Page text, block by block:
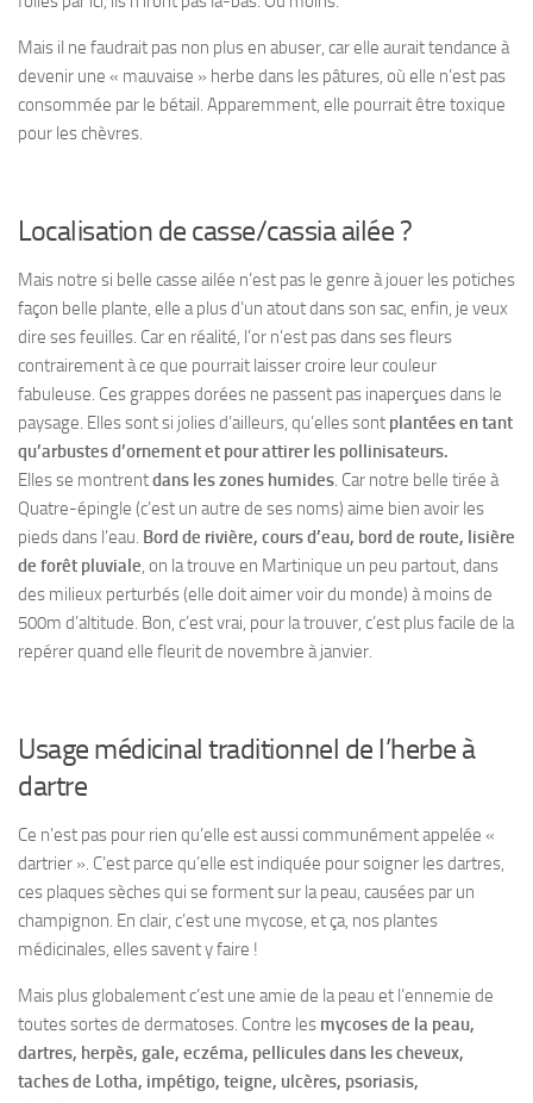
Mais il ne faudrait pas non plus en abuser, car elle aurait tendance à
devenir une « mauvaise » herbe dans les pâtures, où elle n’est pas
consommée par le bétail. Apparemment, elle pourrait être toxique
pour les chèvres.
Localisation de casse/cassia ailée ?
Mais notre si belle casse ailée n’est pas le genre à jouer les potiches
façon belle plante, elle a plus d’un atout dans son sac, enfin, je veux
dire ses feuilles. Car en réalité, l’or n’est pas dans ses fleurs
contrairement à ce que pourrait laisser croire leur couleur
fabuleuse. Ces grappes dorées ne passent pas inaperçues dans le
paysage. Elles sont si jolies d’ailleurs, qu’elles sont plantées en tant
qu’arbustes d’ornement et pour attirer les pollinisateurs.
Elles se montrentdans les zones humides. Car notre belle tirée à
Quatre-épingle (c’est un autre de ses noms) aime bien avoir les
pieds dans l’eau. Bord de rivière, cours d’eau, bord de route, lisière
de forêt pluviale, on la trouve en Martinique un peu partout, dans
des milieux perturbés (elle doit aimer voir du monde) à moins de
500m d’altitude. Bon, c’est vrai, pour la trouver, c’est plus facile de la
repérer quand elle fleurit de novembre à janvier.
Usage médicinal traditionnel de l’herbe à
dartre
Ce n’est pas pour rien qu’elle est aussi communément appelée «
dartrier ». C’est parce qu’elle est indiquée pour soigner les dartres,
ces plaques sèches qui se forment sur la peau, causées par un
champignon. En clair, c’est une mycose, et ça, nos plantes
médicinales, elles savent y faire !
Mais plus globalement c’est une amie de la peau et l’ennemie de
toutes sortes de dermatoses. Contre les mycoses de la peau,
dartres, herpès, gale, eczéma, pellicules dans les cheveux,
taches de Lotha, impétigo, teigne, ulcères, psoriasis,